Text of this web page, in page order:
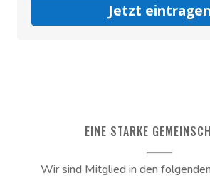
Jetzt eintragen
EINE STARKE
Wir sind Mitglied in den